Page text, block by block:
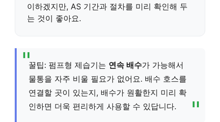
이하겠지만, AS 기간과 절차를 미리 확인해 두
는 것이 좋아요.
꿀팁: 펌프형 제습기는 연속 배수가 가능해서
물통을 자주 비울 필요가 없어요. 배수 호스를
연결할 곳이 있는지, 배수가 원활한지 미리 확
인하면 더욱 편리하게 사용할 수 있답니다.